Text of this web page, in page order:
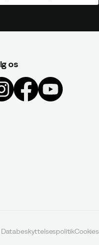
os
DatabeskyttelsespolitikCookies